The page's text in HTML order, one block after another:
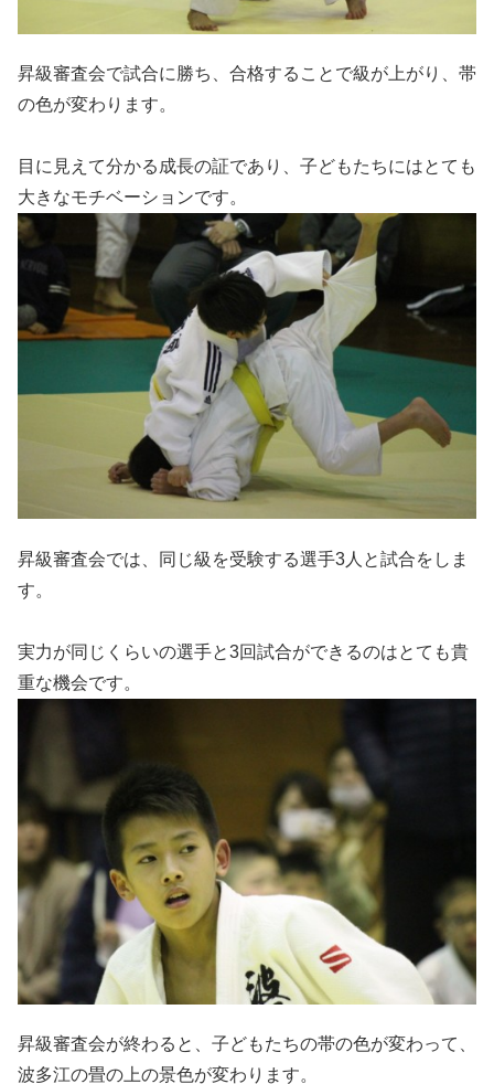
昇級審査会で試合に勝ち、合格することで級が上がり、帯
の色が変わります。
目に見えて分かる成長の証であり、子どもたちにはとても
大きなモチベーションです。
昇級審査会では、同じ級を受験する選手3人と試合をしま
す。
実力が同じくらいの選手と3回試合ができるのはとても貴
重な機会です。
昇級審査会が終わると、子どもたちの帯の色が変わって、
波多江の畳の上の景色が変わります。